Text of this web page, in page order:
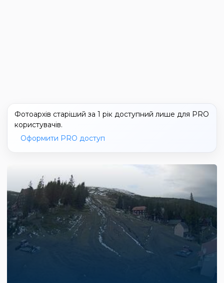
Фотоархів старіший за 1 рік доступний лише для PRO
користувачів.
Оформити PRO доступ